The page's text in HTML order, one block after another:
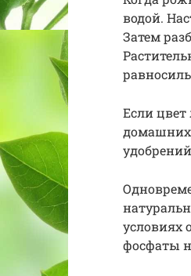
водой.
Затем
Если
домашних
условиях
фосфаты